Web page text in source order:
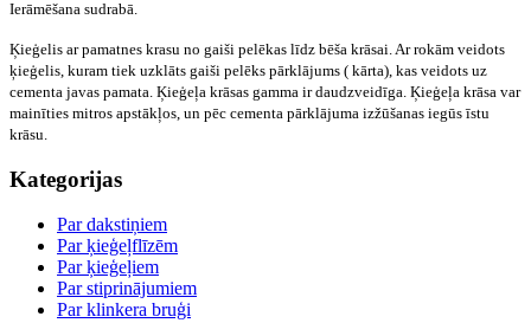
Ierāmēšana sudrabā.
Ķieģelis ar pamatnes krasu no gaiši pelēkas līdz bēša krāsai. Arrokām veidots
ķieģelis, kuram tiek uzklāts gaiši pelēks pārklājums ( kārta), kas veidots uz
cementa javas pamata. Ķieģeļa krāsas gamma ir daudzveidīga. Ķieģeļa krāsa var
mainīties mitros apstākļos, un pēc cementa pārklājuma izžūšanas iegūs īstu
krāsu.
Kategorijas
Par dakstiņiem
Par ķieģeļflīzēm
Par ķieģeļiem
Par stiprinājumiem
Par klinkera bruģi